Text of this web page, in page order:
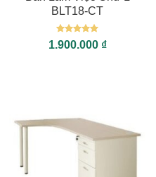
BLT18-CT
Được xếp
hạng55
1.900.000 ₫